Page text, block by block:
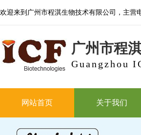
欢迎来到广州市程淇生物技术有限公司，主营
广州市程
Guangzhou
网站首页 关于我们